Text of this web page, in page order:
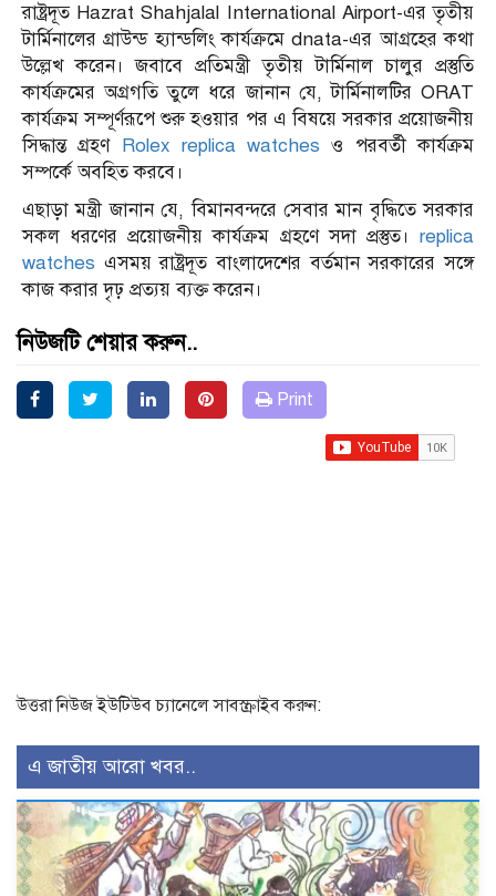
রাষ্ট্রদূত Hazrat Shahjalal International Airport-এর তৃতীয়
টার্মিনালের গ্রাউন্ড হ্যান্ডলিং কার্যক্রমে dnata-এর আগ্রহের কথা
উল্লেখ করেন। জবাবে প্রতিমন্ত্রী তৃতীয় টার্মিনাল চালুর প্রস্তুতি
কার্যক্রমের অগ্রগতি তুলে ধরে জানান যে, টার্মিনালটির ORAT
কার্যক্রম সম্পূর্ণরূপে শুরু হওয়ার পর এ বিষয়ে সরকার প্রয়োজনীয়
সিদ্ধান্ত গ্রহণ Rolex replica watches ও পরবর্তী কার্যক্রম
সম্পর্কে অবহিত করবে।
এছাড়া মন্ত্রী জানান যে, বিমানবন্দরে সেবার মান বৃদ্ধিতে সরকার
সকল ধরণের প্রয়োজনীয় কার্যক্রম গ্রহণে সদা প্রস্তুত। replica
watches এসময় রাষ্ট্রদূত বাংলাদেশের বর্তমান সরকারের সঙ্গে
কাজ করার দৃঢ় প্রত্যয় ব্যক্ত করেন।
নিউজটি শেয়ার করুন..
Print
উত্তরা নিউজ ইউটিউব চ্যানেলে সাবস্ক্রাইব করুন:
এ জাতীয় আরো খবর..